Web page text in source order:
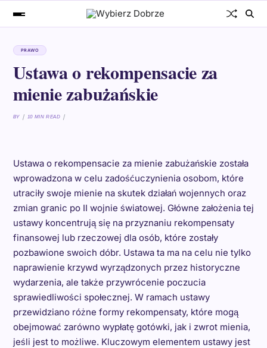
PRAWO
Ustawa o rekompensacie za
mienie zabużańskie
BY 10 MIN READ
Ustawa o rekompensacie za mienie zabużańskie została
wprowadzona w celu zadośćuczynienia osobom, które
utraciły swoje mienie na skutek działań wojennych oraz
zmian granic po II wojnie światowej. Główne założenia tej
ustawy koncentrują się na przyznaniu rekompensaty
finansowej lub rzeczowej dla osób, które zostały
pozbawione swoich dóbr. Ustawa ta ma na celu nie tylko
naprawienie krzywd wyrządzonych przez historyczne
wydarzenia, ale także przywrócenie poczucia
sprawiedliwości społecznej. W ramach ustawy
przewidziano różne formy rekompensaty, które mogą
obejmować zarówno wypłatę gotówki, jak i zwrot mienia,
jeśli jest to możliwe. Kluczowym elementem ustawy jest